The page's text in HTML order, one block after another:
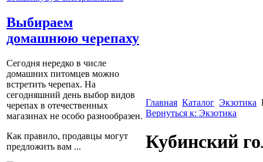
Выбираем
домашнюю черепаху
Сегодня нередко в числе
домашних питомцев можно
встретить черепах. На
сегодняшний день выбор видов
черепах в отечественных
магазинах не особо разнообразен.
Как правило, продавцы могут
предложить вам ...
Главная Каталог Экзотика
Вернуться к: Экзотика
Кубинский